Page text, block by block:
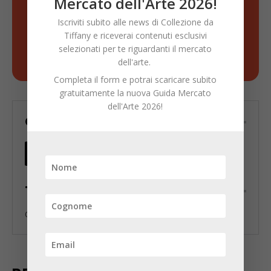
Scopri di più!
CONDIVIDI
TAGS
Collezione da Tiffany
Iscriviti subito alle news di Collezione da
Tiffany e riceverai contenuti esclusivi
selezionati per te riguardanti il mercato
dell'arte.
Completa il form e potrai scaricare subito
gratuitamente la nuova Guida Mercato
dell'Arte 2026!